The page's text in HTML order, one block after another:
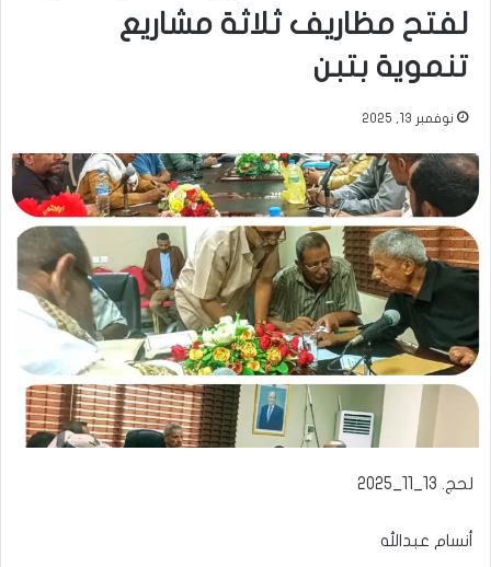
لفتح مظاريف ثلاثة مشاريع
تنموية بتبن
نوفمبر 13, 2025
​لحج. 13_11_2025
أنسام عبدالله